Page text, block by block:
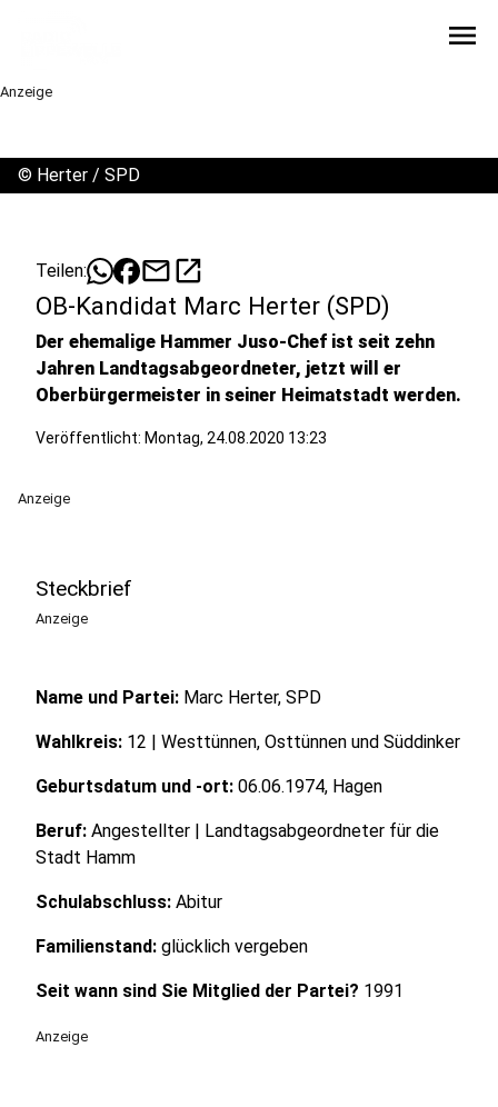
menu
Anzeige
© Herter / SPD
Teilen: mailopen_in_new
OB-Kandidat Marc Herter (SPD)
Der ehemalige Hammer Juso-Chef ist seit zehn
Jahren Landtagsabgeordneter, jetzt will er
Oberbürgermeister in seiner Heimatstadt werden.
Veröffentlicht: Montag, 24.08.2020 13:23
Anzeige
Steckbrief
Anzeige
Name und Partei: Marc Herter, SPD
Wahlkreis: 12 | Westtünnen, Osttünnen und Süddinker
Geburtsdatum und -ort: 06.06.1974, Hagen
Beruf: Angestellter | Landtagsabgeordneter für die
Stadt Hamm
Schulabschluss: Abitur
Familienstand: glücklich vergeben
Seit wann sind Sie Mitglied der Partei? 1991
Anzeige